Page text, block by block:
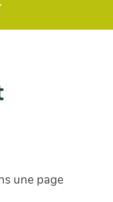
une page